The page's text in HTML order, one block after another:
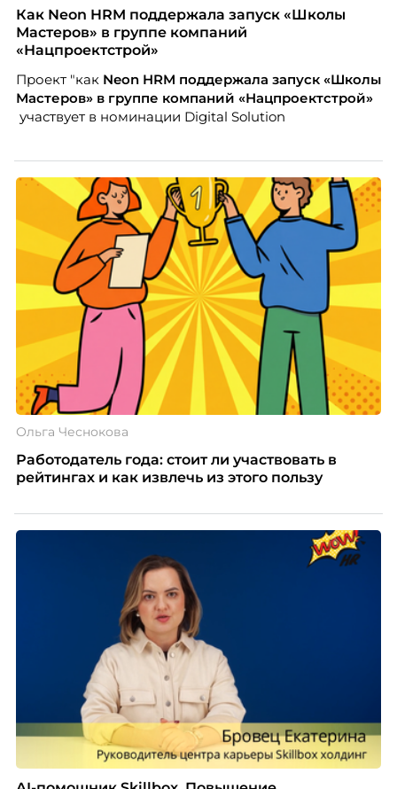
благодарности и публичного признания.
Как Neon HRM поддержала запуск «Школы
Мастеров» в группе компаний
«Нацпроектстрой»
Проект "какNeon HRM поддержала запуск «Школы
Мастеров» в группе компаний «Нацпроектстрой»
участвует в номинации Digital Solution
Ольга Чеснокова
Работодатель года: стоит ли участвовать в
рейтингах и как извлечь из этого пользу